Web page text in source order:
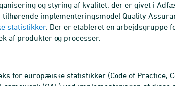
og styring af kvalitet, der er givet i
implementeringsmodel Quality
statistikker. Der er etableret en arbejdsgruppe
af produkter og processer.
for europæiske statistikker (Code of Practice,